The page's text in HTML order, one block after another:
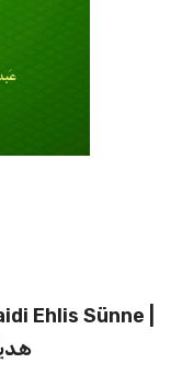
Ehlis Sünne |